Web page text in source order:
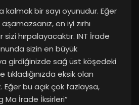
bir sayı oyunudur. Eğer
en iyi zırhı
hırpalayacaktır. INT İrade
sizin en büyük
girdiğinizde sağ üst köşedeki
eksik olan
Eğer bu açık çok fazlaysa,
Ma İrade İksirleri”